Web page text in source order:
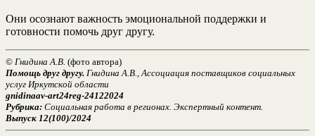
Они осознают важность эмоциональной поддержки и
готовности помочь друг другу.
© Гнидина А.В. (фото автора)
Помощь друг другу. Гнидина А.В., Ассоциация поставщиков социальных
услуг Иркутской области
gnidinaav-art24reg-24122024
Рубрика: Социальная работа в регионах. Экспертный контент.
Выпуск 12(100)/2024